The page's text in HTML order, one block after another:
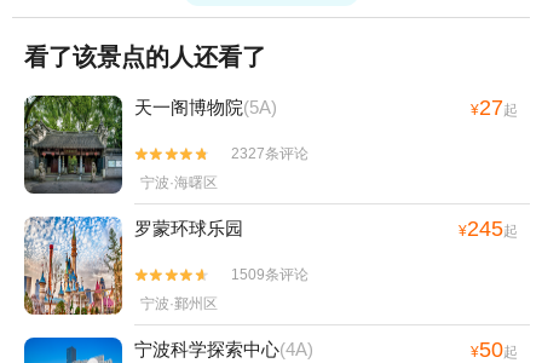
看了该景点的人还看了
天一阁博物院(5A) ¥27起


2327条评论
宁波·海曙区
罗蒙环球乐园 ¥245起


1509条评论
宁波·鄞州区
宁波科学探索中心(4A) ¥50起